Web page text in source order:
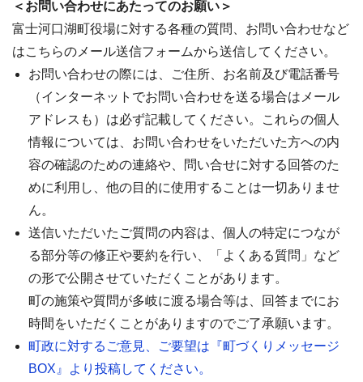
＜お問い合わせにあたってのお願い＞
富士河口湖町役場に対する各種の質問、お問い合わせなど
はこちらのメール送信フォームから送信してください。
お問い合わせの際には、ご住所、お名前及び電話番号
（インターネットでお問い合わせを送る場合はメール
アドレスも）は必ず記載してください。これらの個人
情報については、お問い合わせをいただいた方への内
容の確認のための連絡や、問い合せに対する回答のた
めに利用し、他の目的に使用することは一切ありませ
ん。
送信いただいたご質問の内容は、個人の特定につなが
る部分等の修正や要約を行い、「よくある質問」など
の形で公開させていただくことがあります。
町の施策や質問が多岐に渡る場合等は、回答までにお
時間をいただくことがありますのでご了承願います。
町政に対するご意見、ご要望は『町づくりメッセージ
BOX』より投稿してください。